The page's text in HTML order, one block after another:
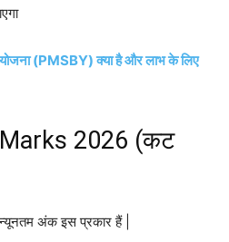
योजना (PMSBY) क्या है और लाभ के लिए
2026 (कट
अंक इस प्रकार हैं |